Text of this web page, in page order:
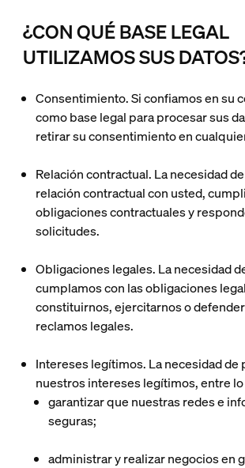
¿CON QUÉ BASE LEGAL
UTILIZAMOS SUS
Consentimiento. Si confiamos en su
como base legal para procesar sus
retirar su consentimiento en
Relación contractual. La necesidad
relación contractual con usted,
obligaciones contractuales y
solicitudes.
Obligaciones legales. La necesidad
cumplamos con las obligaciones
constituirnos, ejercitarnos o
reclamos legales.
Intereses legítimos. La necesidad
nuestros intereses legítimos, entre
garantizar que nuestras redes e
seguras;
administrar y realizar negocios en